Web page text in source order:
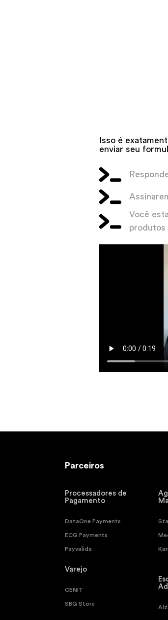
Isso é
enviar seu
Você
produtos
Parceiros
Processadores de
Pagamento
DataOne Payments
ECG Payments
Payvalida
Varejo
CENIT
SBQ Store